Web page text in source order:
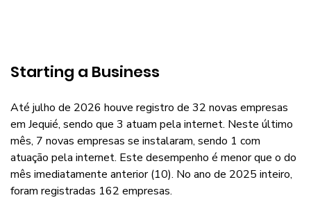
Starting a Business
Até julho de 2026 houve registro de 32 novas empresas
em Jequié, sendo que 3 atuam pela internet. Neste último
mês, 7 novas empresas se instalaram, sendo 1 com
atuação pela internet. Este desempenho é menor que o do
mês imediatamente anterior (10). No ano de 2025 inteiro,
foram registradas 162 empresas.